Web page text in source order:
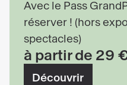
Avec le Pass
réserver ! (hors
spectacles)
à partir de 29
Découvrir